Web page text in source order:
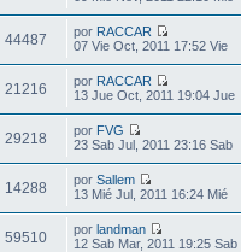
44487 por RACCAR
07 Vie Oct, 2011 17:52 Vie
21216 por RACCAR
13 Jue Oct, 2011 19:04 Jue
29218 por FVG
23 Sab Jul, 2011 23:16 Sab
14288 por Sallem
13 Mié Jul, 2011 16:24 Mié
59510 por landman
12 Sab Mar, 2011 19:25 Sab